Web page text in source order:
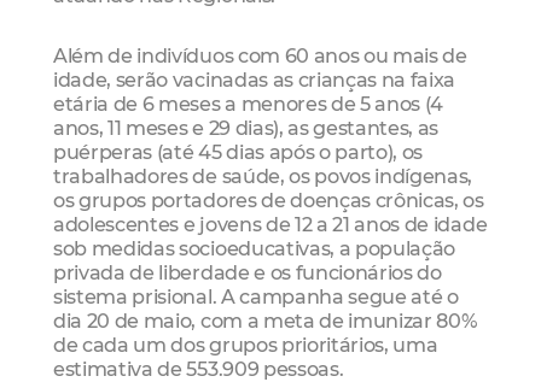
Além de indivíduos com 60 anos ou mais de
idade, serão vacinadas as crianças na faixa
etária de 6 meses a menores de 5 anos (4
anos, 11 meses e 29 dias), as gestantes, as
puérperas (até 45 dias após o parto), os
trabalhadores de saúde, os povos indígenas,
os grupos portadores de doenças crônicas, os
adolescentes e jovens de 12 a 21 anos de idade
sob medidas socioeducativas, a população
privada de liberdade e os funcionários do
sistema prisional. A campanha segue até o
dia 20 de maio, com a meta de imunizar 80%
de cada um dos grupos prioritários, uma
estimativa de 553.909 pessoas.